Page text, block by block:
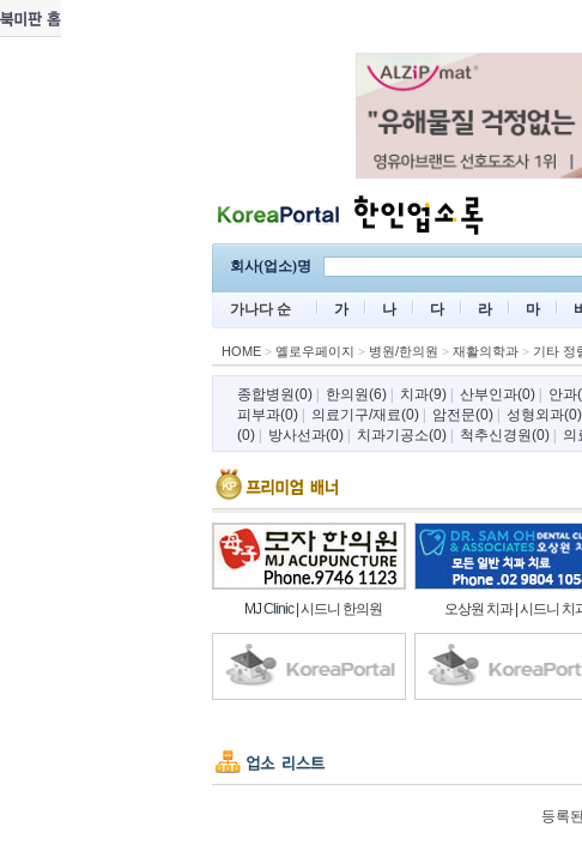
회사(업소)명
가나다 순 가 나 다 라 마
HOME > 옐로우페이지 > 병원/한의원 > 재활의학과 > 기타 정
종합병원(0) 한의원(6) 치과(9) 산부인과(0) 안과
피부과(0)
의료기구/재료(0) 암전문(0) 성형외과(0)
(0)
방사선과(0) 치과기공소(0) 척추신경원(0) 의
MJ Clinic | 시드니 한의원 오상원 치과 | 시드니 치
등록